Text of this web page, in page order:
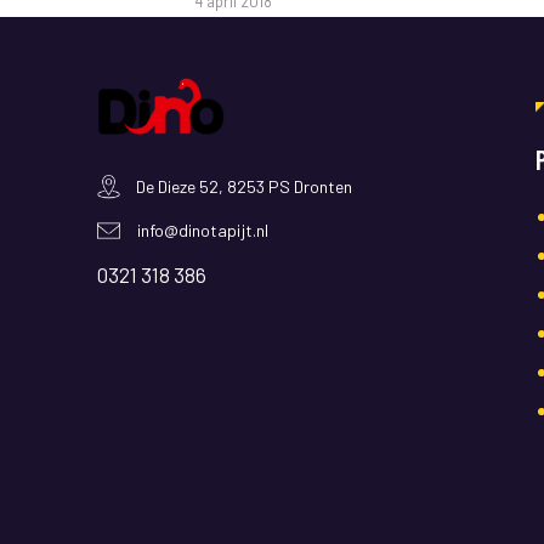
De Dieze 52, 8253 PS Dronten
info@dinotapijt.nl
0321 318 386